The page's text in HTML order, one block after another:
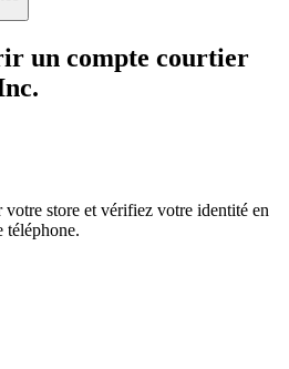
un compte courtier
store et vérifiez votre identité en
téléphone.